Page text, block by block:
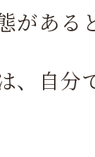
がある
、自分